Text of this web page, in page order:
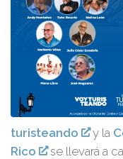
turisteando y la
Rico
se llevará a